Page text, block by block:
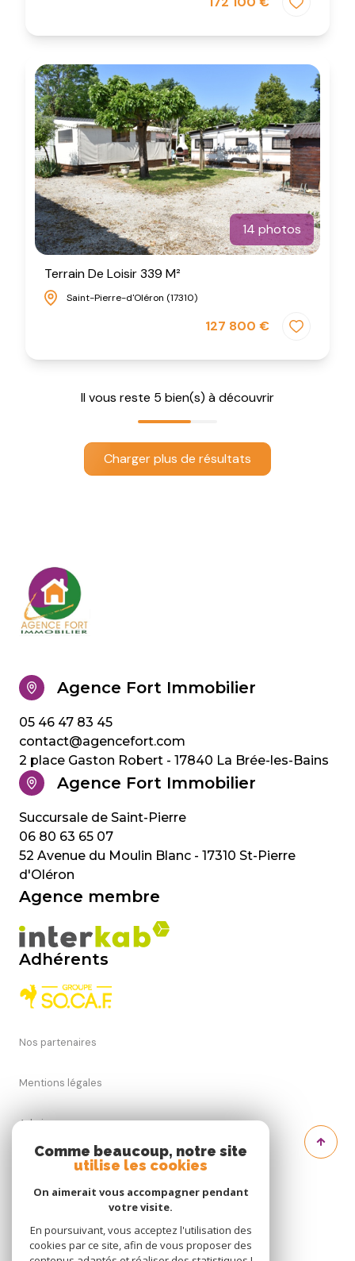
14 photos
Terrain De Loisir 339 M²
Saint-Pierre-d'Oléron (17310)
127 800 €
Il vous reste 5 bien(s) à découvrir
Charger plus de résultats
Agence Fort Immobilier
05 46 47 83 45
contact@agencefort.com
2 place Gaston Robert - 17840 La Brée-les-Bains
Agence Fort Immobilier
06 80 63 65 07
52 Avenue du Moulin Blanc - 17310 St-Pierre
d'Oléron
Agence membre
Adhérents
Nos partenaires
Mentions légales
Admin
Nos honoraires
Cookies
Comme beaucoup, notre site
utilise les cookies
On aimerait vous accompagner pendant
votre visite.
En poursuivant, vous acceptez l'utilisation des
cookies par ce site, afin de vous proposer des